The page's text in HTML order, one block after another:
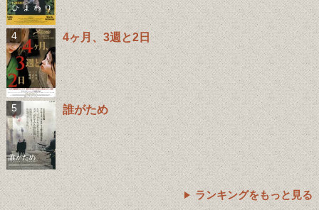
4ヶ月、3週と2日
誰がため
ランキングをもっと見る